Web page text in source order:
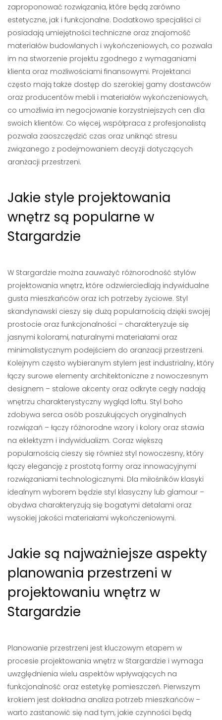
zaproponować rozwiązania, które będą zarówno
estetyczne, jak i funkcjonalne. Dodatkowo specjaliści ci
posiadają umiejętności techniczne oraz znajomość
materiałów budowlanych i wykończeniowych, co pozwala
im na stworzenie projektu zgodnego z wymaganiami
klienta oraz możliwościami finansowymi. Projektanci
często mają także dostęp do szerokiej gamy dostawców
oraz producentów mebli i materiałów wykończeniowych,
co umożliwia im negocjowanie korzystniejszych cen dla
swoich klientów. Co więcej, współpraca z profesjonalistą
pozwala zaoszczędzić czas oraz uniknąć stresu
związanego z podejmowaniem decyzji dotyczących
aranżacji przestrzeni.
Jakie style projektowania
wnętrz są popularne w
Stargardzie
W Stargardzie można zauważyć różnorodność stylów
projektowania wnętrz, które odzwierciedlają indywidualne
gusta mieszkańców oraz ich potrzeby życiowe. Styl
skandynawski cieszy się dużą popularnością dzięki swojej
prostocie oraz funkcjonalności – charakteryzuje się
jasnymi kolorami, naturalnymi materiałami oraz
minimalistycznym podejściem do aranżacji przestrzeni.
Kolejnym często wybieranym stylem jest industrialny, który
łączy surowe elementy architektoniczne z nowoczesnym
designem – stalowe akcenty oraz odkryte cegły nadają
wnętrzu charakterystyczny wygląd loftu. Styl boho
zdobywa serca osób poszukujących oryginalnych
rozwiązań – łączy różnorodne wzory i kolory oraz stawia
na eklektyzm i indywidualizm. Coraz większą
popularnością cieszy się również styl nowoczesny, który
łączy elegancję z prostotą formy oraz innowacyjnymi
rozwiązaniami technologicznymi. Dla miłośników klasyki
idealnym wyborem będzie styl klasyczny lub glamour –
obydwa charakteryzują się bogatymi detalami oraz
wysokiej jakości materiałami wykończeniowymi.
Jakie są najważniejsze aspekty
planowania przestrzeni w
projektowaniu wnętrz w
Stargardzie
Planowanie przestrzeni jest kluczowym etapem w
procesie projektowania wnętrz w Stargardzie i wymaga
uwzględnienia wielu aspektów wpływających na
funkcjonalność oraz estetykę pomieszczeń. Pierwszym
krokiem jest dokładna analiza potrzeb mieszkańców –
warto zastanowić się nad tym, jakie czynności będą